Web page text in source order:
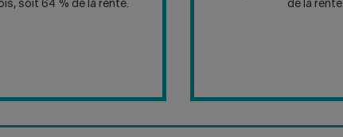
soit 64 % de la rente.
de la rente.